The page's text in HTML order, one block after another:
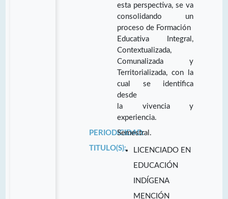
esta perspectiva, se va
consolidando un
proceso de Formación
Educativa Integral,
Contextualizada,
Comunalizada y
Territorializada, con la
cual se identifica
desde
la vivencia y
experiencia.
PERIODICIDAD:
Semestral.
TITULO(S):
LICENCIADO EN
EDUCACIÓN
INDÍGENA
MENCIÓN